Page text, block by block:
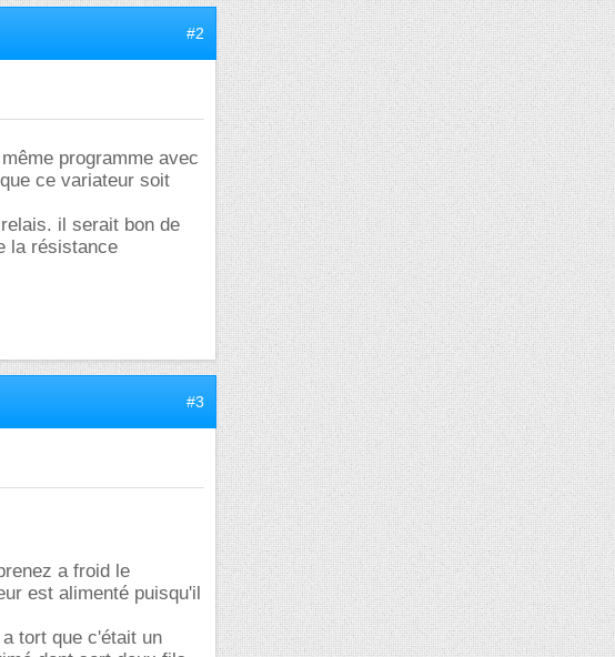
#2
programme avec
ce variateur soit
il serait bon de
la résistance
#3
a froid le
est alimenté puisqu'il
tort que c'était un